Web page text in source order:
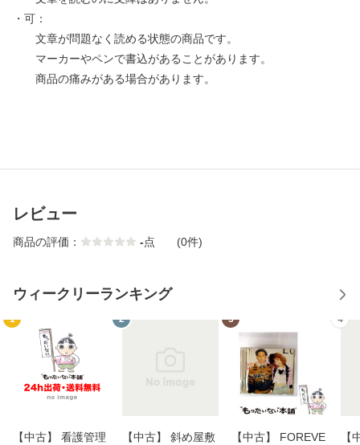
・可：
文章が問題なく読める状態の商品です。
マーカーやペンで書込があることがあります。
商品の痛みがある場合があります。
レビュー
商品の評価： -点 (0件)
ウィークリーランキング
1
【中古】 看護管理
2
【中古】 斜め屋敷
3
【中古】 FOREVE
4
【